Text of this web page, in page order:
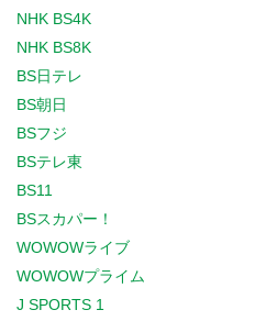
NHK BS4K
NHK BS8K
BS日テレ
BS朝日
BSフジ
BSテレ東
BS11
BSスカパー！
WOWOWライブ
WOWOWプライム
J SPORTS 1